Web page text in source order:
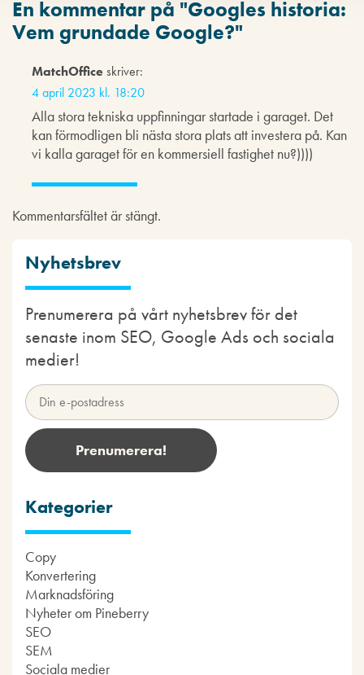
En kommentar på "Googles historia:
Vem grundade Google?"
MatchOfficeskriver:
4 april 2023 kl. 18:20
Alla stora tekniska uppfinningar startade i garaget. Det
kan förmodligen bli nästa stora plats att investera på. Kan
vi kalla garaget för en kommersiell fastighet nu?))))
Kommentarsfältet är stängt.
Nyhetsbrev
Prenumerera på vårt nyhetsbrev för det
senaste inom SEO, Google Ads och sociala
medier!
Kategorier
Copy
Konvertering
Marknadsföring
Nyheter om Pineberry
SEO
SEM
Sociala medier